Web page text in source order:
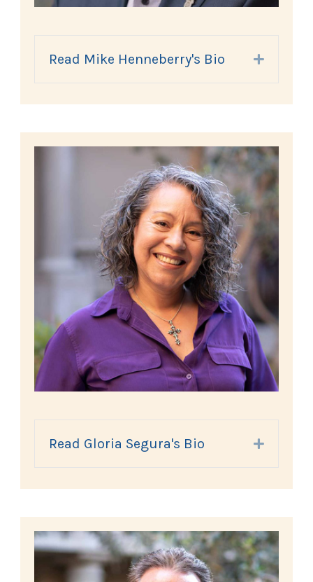
Read Mike Henneberry's Bio Expand
Read Gloria Segura's Bio Expand